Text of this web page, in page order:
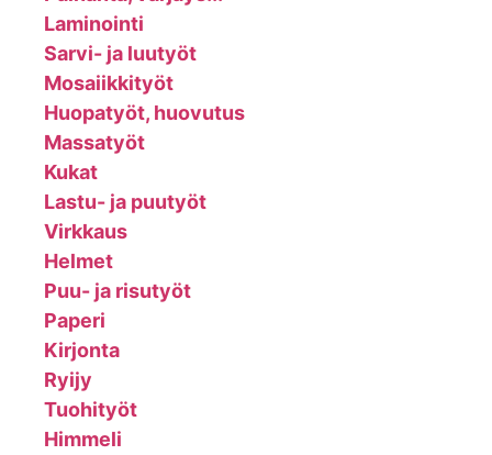
Laminointi
Sarvi- ja luutyöt
Mosaiikkityöt
Huopatyöt, huovutus
Massatyöt
Kukat
Lastu- ja puutyöt
Virkkaus
Helmet
Puu- ja risutyöt
Paperi
Kirjonta
Ryijy
Tuohityöt
Himmeli